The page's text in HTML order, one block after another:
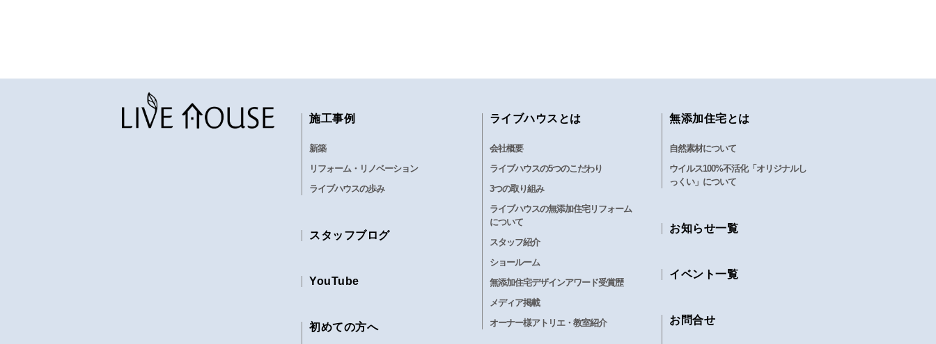
施工事例
新築
リフォーム・リノベーション
ライブハウスの歩み
スタッフブログ
YouTube
初めての方へ
ライブハウスとは
会社概要
ライブハウスの5つのこだわり
3つの取り組み
ライブハウスの無添加住宅リフォーム
について
スタッフ紹介
ショールーム
無添加住宅デザインアワード受賞歴
メディア掲載
オーナー様アトリエ・教室紹介
無添加住宅とは
自然素材について
ウイルス100%不活化「オリジナルし
っくい」について
お知らせ一覧
イベント一覧
お問合せ